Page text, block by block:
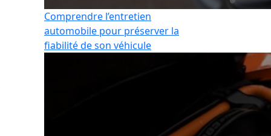
Comprendre l’entretien
automobile pour préserver la
fiabilité de son véhicule